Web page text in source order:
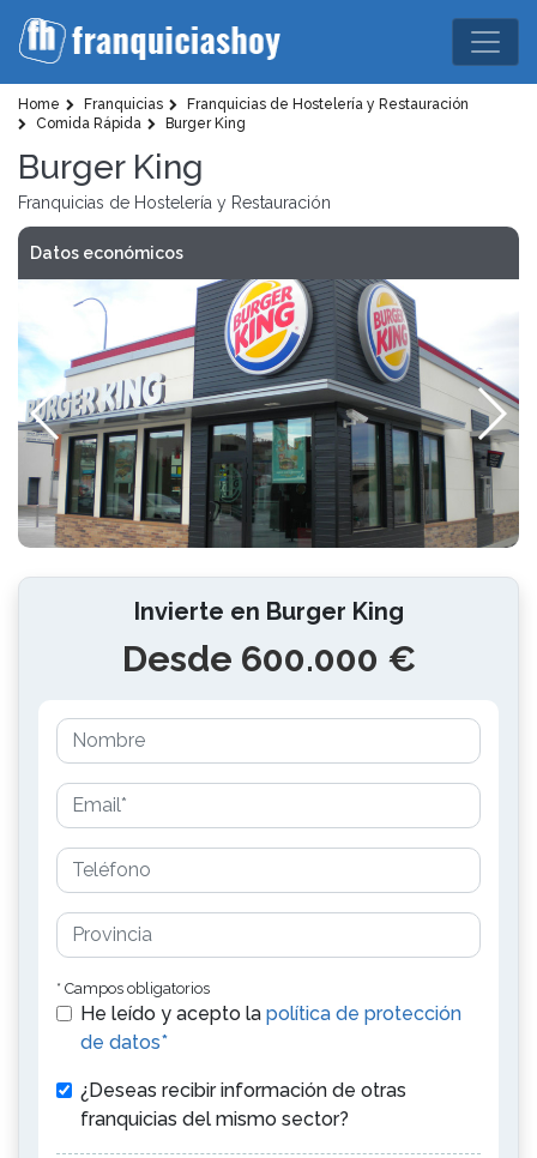
Home Franquicias
Franquicias de Hostelería y Restauración
Comida Rápida
Burger King
Burger King
Franquicias de Hostelería y Restauración
Datos económicos
Invierte en Burger King
Desde 600.000 €
* Campos obligatorios
He leído y acepto la política de protección
de datos*
¿Deseas recibir información de otras
franquicias del mismo sector?